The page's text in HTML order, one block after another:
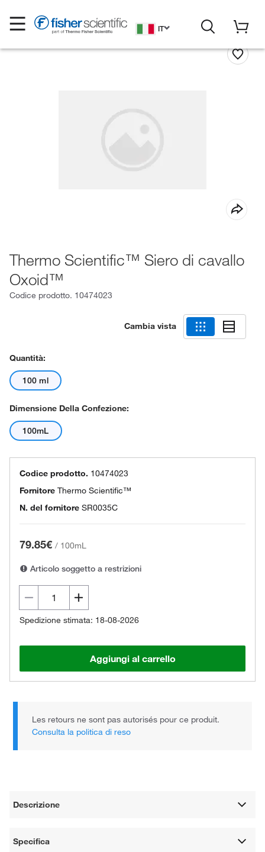
IT
Thermo Scientific™ Siero di cavallo
Oxoid™
Codice prodotto. 10474023
Cambia vista
Quantità:
100 ml
Dimensione Della Confezione:
100mL
Codice prodotto. 10474023
Fornitore Thermo Scientific™
N. del fornitore SR0035C
79.85€ / 100mL
Articolo soggetto a restrizioni
Spedizione stimata: 18-08-2026
Aggiungi al carrello
Les retours ne sont pas autorisés pour ce produit.
Consulta la politica di reso
Descrizione
Specifica